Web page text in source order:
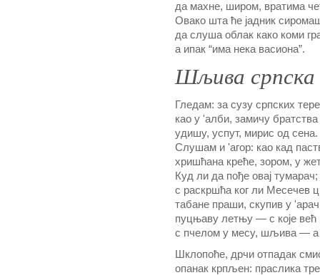
да махне, широм, вратима
Овако шта ће јадник
да слуша облак како коми
а ипак “има нека васиона”.
Шљива српска
Гледам: за сузу српских
као у 'алби, замичу
удишу, успут, мирис од сена.
Слушам и 'агор: као кад
хришћана креће, зором, у
Куд ли да пође овај тумарач;
с раскршћа ког ли Месечев
табане праши, скупив у 'арач
пуцњаву летњу — с које већ
с пчелом у месу, шљива — а
Шклопоће, дрчи отпадак
опанак крпљен: праслика